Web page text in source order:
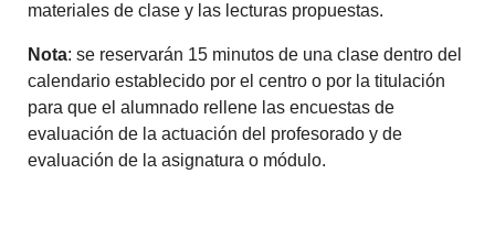
materiales de clase y las lecturas propuestas.
Nota: se reservarán 15 minutos de una clase dentro del
calendario establecido por el centro o por la titulación
para que el alumnado rellene las encuestas de
evaluación de la actuación del profesorado y de
evaluación de la asignatura o módulo.